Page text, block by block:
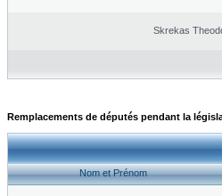
Skrekas
Remplacements de députés pendant la
Nom et Prénom